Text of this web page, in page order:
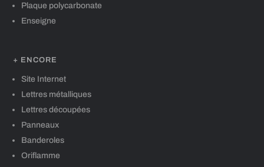
Plaque polycarbonate
Enseigne
+ ENCORE
Site Internet
Lettres métalliques
Lettres découpées
Panneaux
Banderoles
Oriflamme